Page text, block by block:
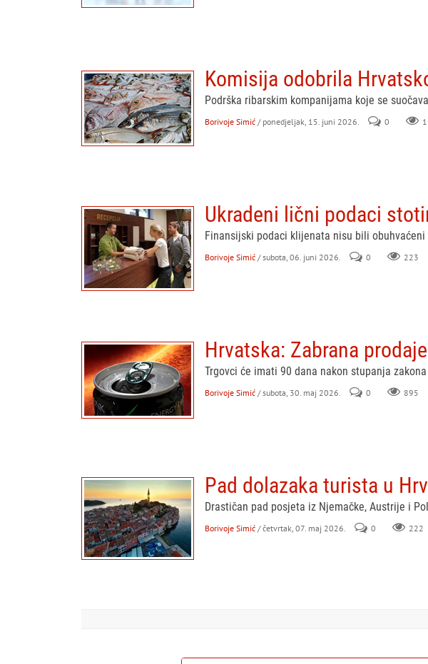
Komisija odobrila
Podrška ribarskim kompanijama koje se
Borivoje Simić / ponedjeljak, 15. juni 2026. 0
Ukradeni lični podaci
Finansijski podaci klijenata nisu bili obuhvaćeni
Borivoje Simić / subota, 06. juni 2026. 0 223
Hrvatska: Zabrana
Trgovci će imati 90 dana nakon stupanja
Borivoje Simić / subota, 30. maj 2026. 0 895
Pad dolazaka turista u
Drastičan pad posjeta iz Njemačke, Austrije i
Borivoje Simić / četvrtak, 07. maj 2026. 0 222